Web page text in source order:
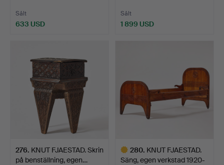
Sålt
633 USD
Sålt
1 899 USD
276. KNUT FJAESTAD. Skrin
på benställning, egen…
280. KNUT FJAESTAD.
Säng, egen verkstad 1920-